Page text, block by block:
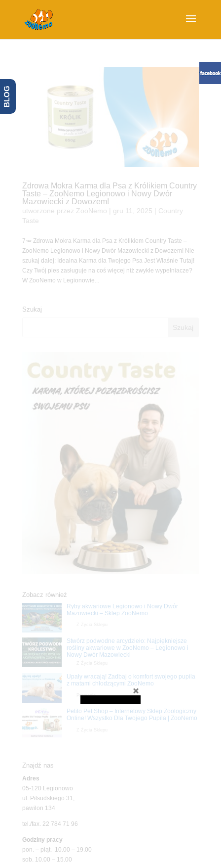
Zdrowa Mokra Karma dla Psa z Królikiem Country
Taste – ZooNemo Legionowo i Nowy Dwór
Mazowiecki z Dowozem!
utworzone przez ZooNemo gru 11, 2025
Country
Taste
7🥕 Zdrowa Mokra Karma dla Psa z Królikiem Country Taste –
ZooNemo Legionowo i Nowy Dwór Mazowiecki z Dowozem! Nie
szukaj dalej: Idealna Karma dla Twojego Psa Jest Właśnie Tutaj!
Czy Twój pies zasługuje na coś więcej niż zwykłe wypełniacze?
W ZooNemo w Legionowie...
Szukaj
Zobacz również
Ryby akwariowe Legionowo i Nowy Dwór
Mazowiecki – Sklep ZooNemo
Stwórz podwodne arcydzieło: Najpiękniejsze
rośliny akwariowe w ZooNemo – Legionowo i
Nowy Dwór Mazowiecki
Promocje
Upały wracają! Zadbaj o komfort swojego pupila
z matami chłodzącymi ZooNemo
Petito Pet Shop – Internetowy Sklep Zoologiczny
Online! Wszystko Dla Twojego Pupila | ZooNemo
Znajdź nas
Adres
05-120 Legionowo
ul. Piłsudskiego 31,
pawilon 134
tel./fax. 22 784 71 96
Godziny pracy
pon. – piąt. 10.00 – 19.00
sob. 10.00 – 15.00
BLOG